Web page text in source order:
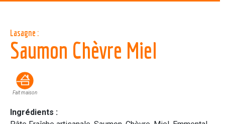
Lasagne :
Saumon Chèvre Miel
Fait maison
Ingrédients :